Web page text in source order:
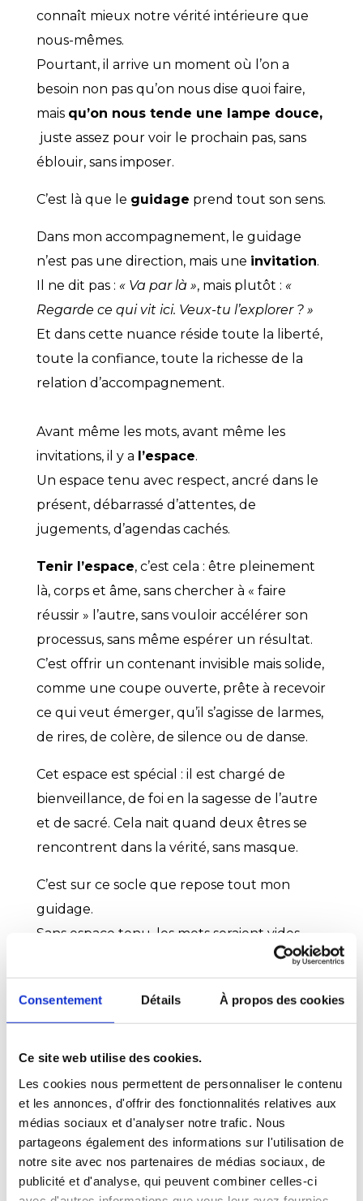
Consentement Détails À propos des cookies
Ce site web utilise des cookies.
Les cookies nous permettent de personnaliser le contenu
et les annonces, d'offrir des fonctionnalités relatives aux
médias sociaux et d'analyser notre trafic. Nous
partageons également des informations sur l'utilisation de
notre site avec nos partenaires de médias sociaux, de
publicité et d'analyse, qui peuvent combiner celles-ci
connaît mieux notre vérité intérieure que
nous-mêmes.
Pourtant, il arrive un moment où l’on a
besoin non pas qu’on nous dise quoi faire,
mais qu’on nous tende une lampe douce,
juste assez pour voir le prochain pas, sans
éblouir, sans imposer.
C’est là que le guidage prend tout son sens.
Dans mon accompagnement, le guidage
n’est pas une direction, mais une invitation.
Il ne dit pas : « Va par là », mais plutôt : «
Regarde ce qui vit ici. Veux-tu l’explorer ? »
Et dans cette nuance réside toute la liberté,
toute la confiance, toute la richesse de la
relation d’accompagnement.
Avant même les mots, avant même les
invitations, il y a l’espace.
Un espace tenu avec respect, ancré dans le
présent, débarrassé d’attentes, de
jugements, d’agendas cachés.
Tenir l’espace, c’est cela : être pleinement
là, corps et âme, sans chercher à « faire
réussir » l’autre, sans vouloir accélérer son
processus, sans même espérer un résultat.
C’est offrir un contenant invisible mais solide,
comme une coupe ouverte, prête à recevoir
ce qui veut émerger, qu’il s’agisse de larmes,
de rires, de colère, de silence ou de danse.
Cet espace est spécial : il est chargé de
bienveillance, de foi en la sagesse de l’autre
et de sacré. Cela nait quand deux êtres se
rencontrent dans la vérité, sans masque.
C’est sur ce socle que repose tout mon
guidage.
Sans espace tenu, les mots seraient vides.
Avec lui, même le silence devient présence.
Le guidage : des clés qui ouvrent des
portes
Mon guidage s’appuie sur des
simples, poétiques, précises,héritées de
mes années d’expérience en hypnose, en
PNL et en méditation guidée.
Comme en hypnose, les mots sont là non
pour influencer, mais pour révéler: révéler